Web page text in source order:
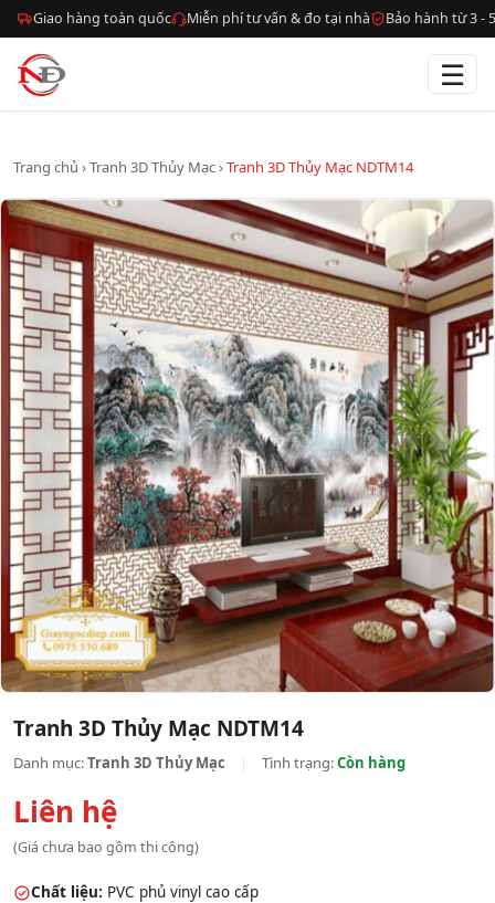
Giao hàng toàn quốc Miễn phí tư vấn & đo tại nhà Bảo hành từ 3 -
☰
Trang chủ ›Tranh 3D Thủy Mạc›Tranh 3D Thủy Mạc NDTM14
Tranh 3D Thủy Mạc NDTM14
Danh mục:Tranh 3D Thủy Mạc Tình trạng:Còn hàng
Liên hệ
(Giá chưa bao gồm thi công)
Chất liệu: PVC phủ vinyl cao cấp